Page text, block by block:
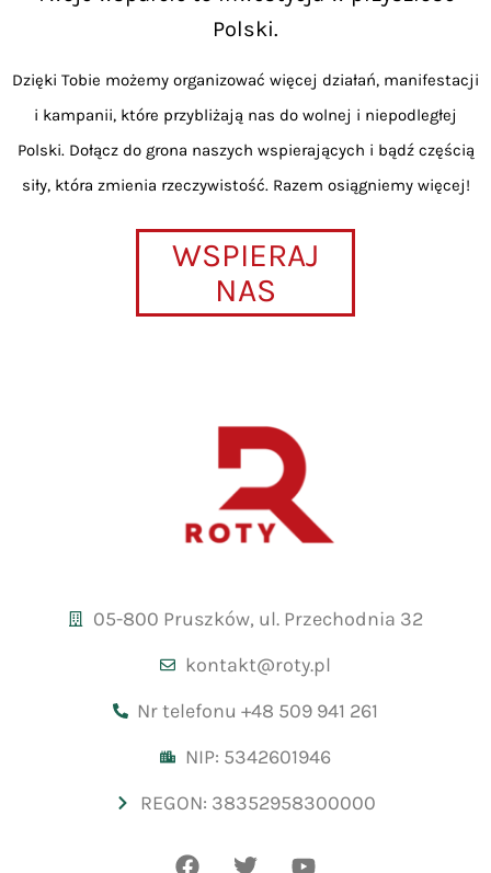
Polski.
Dzięki Tobie możemy organizować więcej działań, manifestacji
i kampanii, które przybliżają nas do wolnej i niepodległej
Polski. Dołącz do grona naszych wspierających i bądź częścią
siły, która zmienia rzeczywistość. Razem osiągniemy więcej!
WSPIERAJ
NAS
05-800 Pruszków, ul. Przechodnia 32
kontakt@roty.pl
Nr telefonu +48 509 941 261
NIP: 5342601946
REGON: 38352958300000